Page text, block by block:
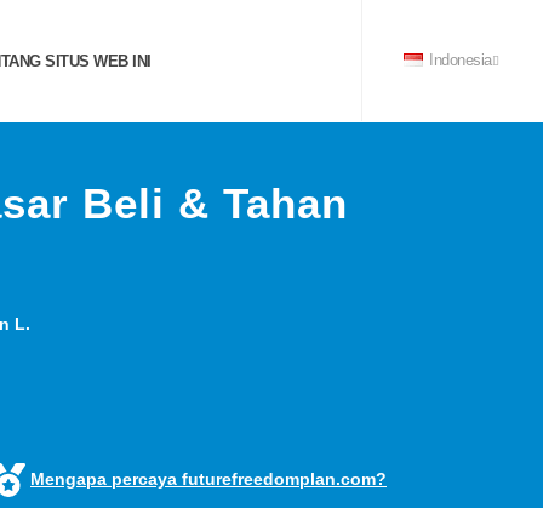
SITUS WEB INI Indonesia
Beli & Tahan
L.
Mengapa percaya futurefreedomplan.com?